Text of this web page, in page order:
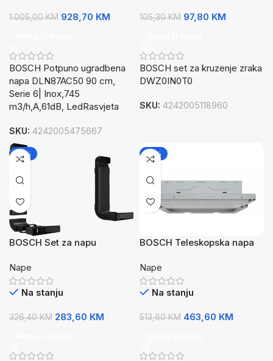
1.005,00KM 928,70 KM
BOSCH Potpuno ugradbena
napa DLN87AC50 90 cm,
Serie 6| Inox,745
m3/h,A,61dB, LedRasvjeta
SKU: 4242005475667
105,30KM 97,80 KM
BOSCH set za kruzenje zraka
DWZ0IN0T0
SKU: 4242005118960
-13%
BOSCH Set za napu
ventilacijomAll type (60 cm,
70cm i 80 cm)
Nape
Na stanju
326,40KM 283,60 KM
-10%
BOSCH Teleskopska napa
dBOld Model: BOSCH
DFL064W53
Nape
Na stanju
513,60KM 463,60 KM